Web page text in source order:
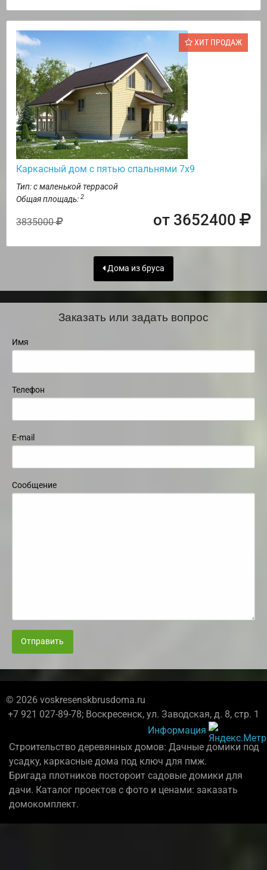
ХИТ ПРОДАЖ
Каркасный дом с пятью спальнями 7х9
Тип: с маленькой террасой
Общая площадь: 2
3835000 от 3652400
Дома из бруса
Заказать или задать вопрос
Имя
Телефон
E-mail
Сообщение
Отправить
© 2026 voskresenskbrusdoma.ru
+7 921 027-89-78; Воскресенск, ул. Заводская, д. 8, стр. 1
Информация
Строительство деревянных домов: Дачные домики под
усадку, каркасные дома под ключ для пмж.
Бригада плотников постороит садовые домики для
дачи. Каталог проектов с фото и ценами: заказать
домокомплект.